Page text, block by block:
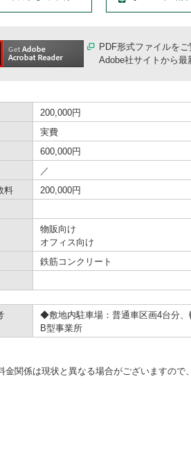
PDF形式ファイルを
Adobe社サイトから最
200,000円
実費
600,000円
／
料
200,000円
物販向け
オフィス向け
鉄筋コンクリート
◆敷地内駐車場：普通車区画4台分
B型事業所
金関係は現状と異なる場合がございますので